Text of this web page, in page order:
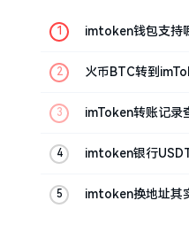
imtoken钱包支持
火币BTC转到
imToken转账记录
imtoken银行
imtoken换地址其